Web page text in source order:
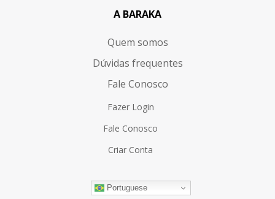
A BARAKA
Quem somos
Dúvidas frequentes
Fale Conosco
Fazer Login
Fale Conosco
Criar Conta
Portuguese